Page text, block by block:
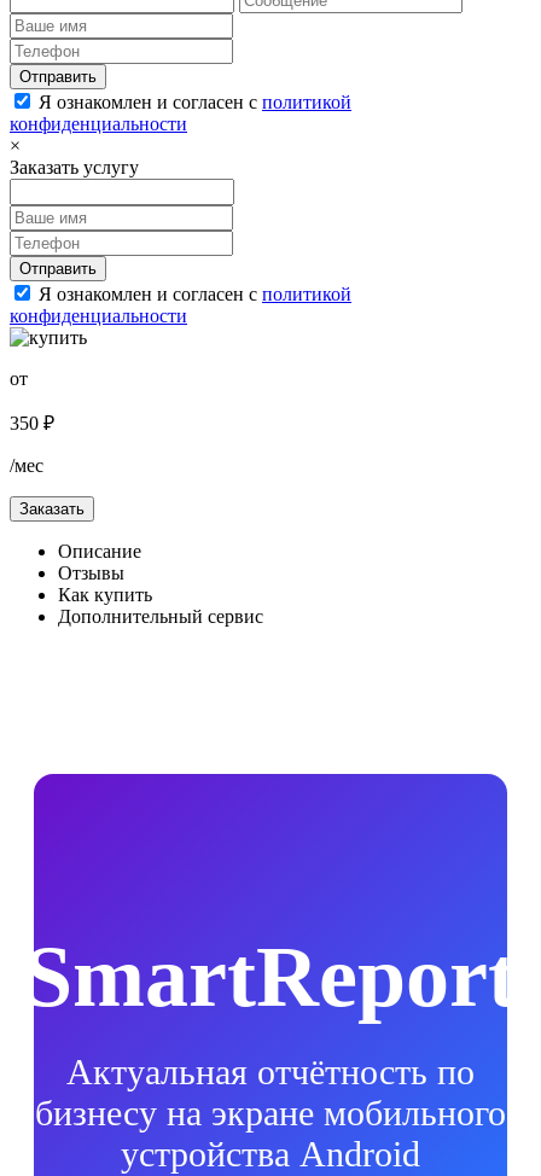
Отправить
Я ознакомлен и согласен с политикой
конфиденциальности
×
Заказать услугу
Отправить
Я ознакомлен и согласен с политикой
конфиденциальности
от
350 ₽
/мес
Заказать
Описание
Отзывы
Как купить
Дополнительный сервис
SmartReport
Актуальная отчётность по
бизнесу на экране мобильного
устройства Android